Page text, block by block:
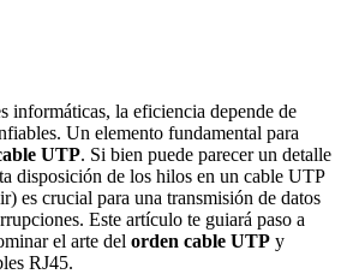
informáticas, la eficiencia depende de
Un elemento fundamental para
UTP. Si bien puede parecer un detalle
disposición de los hilos en un cable UTP
es crucial para una transmisión de datos
Este artículo te guiará paso a
el arte del orden cable UTP y
RJ45.